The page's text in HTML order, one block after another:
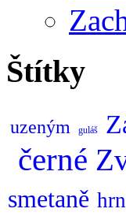
Štítky
uzeným guláš
černé
smetaně